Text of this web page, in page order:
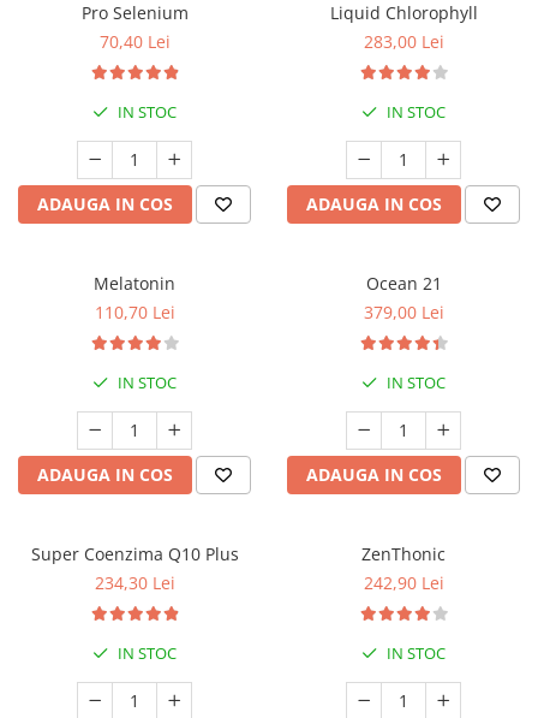
Pro Selenium
70,40 Lei
IN STOC
ADAUGA IN COS
Liquid Chlorophyll
283,00 Lei
IN STOC
ADAUGA IN COS
Melatonin
110,70 Lei
IN STOC
ADAUGA IN COS
Ocean 21
379,00 Lei
IN STOC
ADAUGA IN COS
Super Coenzima Q10 Plus
234,30 Lei
IN STOC
ZenThonic
242,90 Lei
IN STOC